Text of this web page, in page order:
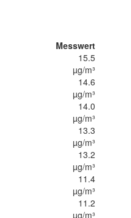
Messwert
15.5
µg/m³
14.6
µg/m³
14.0
µg/m³
13.3
µg/m³
13.2
µg/m³
11.4
µg/m³
11.2
µg/m³